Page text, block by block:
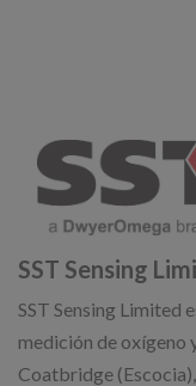
SST Sensing
SST Sensing Limited
medición de oxígeno
Coatbridge